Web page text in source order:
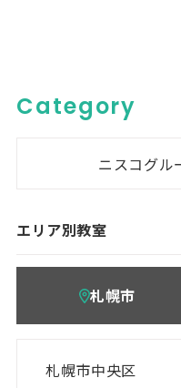
Category
ニスコグル
エリア別教室
札幌市
札幌市中央区